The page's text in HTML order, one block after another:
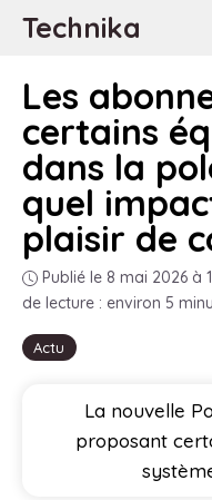
AllerTechnika
Actu
Les
certains
dans la
quel
plaisir de
Publié le 8 mai 2026 à
de lecture : environ 5
La nouvelle
proposant